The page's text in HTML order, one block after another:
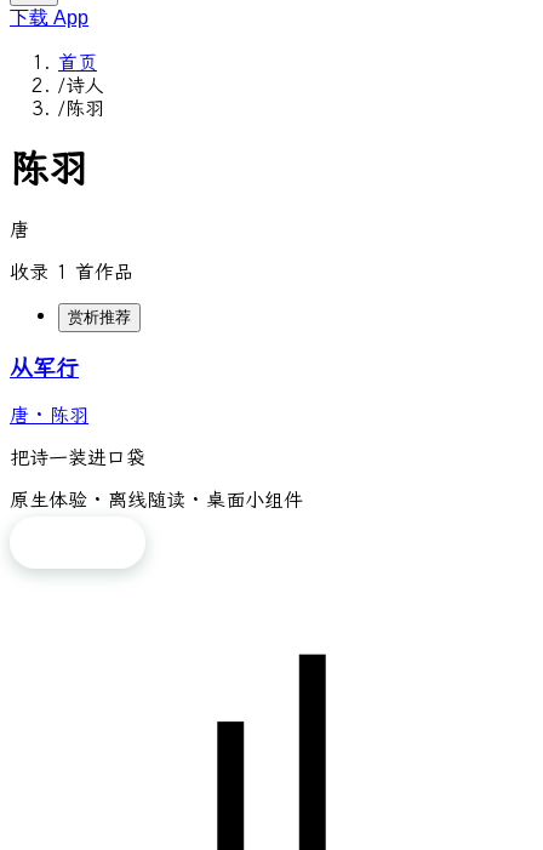
下载 App
首页
/诗人
/陈羽
陈羽
唐
收录 1 首作品
赏析推荐
从军行
唐 · 陈羽
把诗一装进口袋
原生体验 · 离线随读 · 桌面小组件